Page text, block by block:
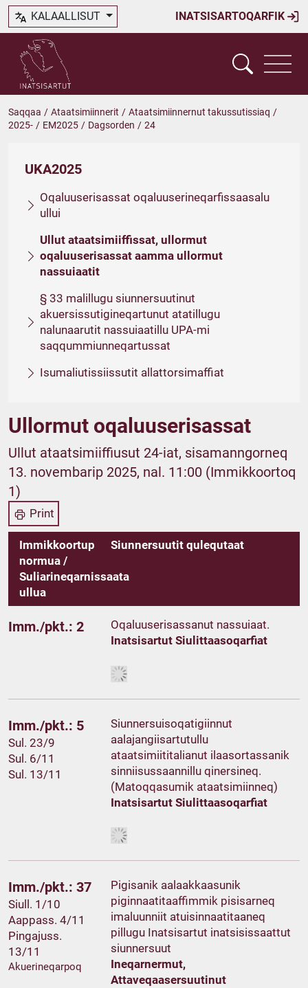
INATSISARTOQARFIK
KALAALLISUT
Saqqaa / Ataatsimiinnerit / Ataatsimiinnernut takussutissiaq /
2025- / EM2025 / Dagsorden / 24
UKA2025
Oqaluuserisassat oqaluuserineqarfissaasalu
ullui
Ullut ataatsimiiffissat, ullormut
oqaluuserisassat aamma ullormut
nassuiaatit
§ 33 malillugu siunnersuutinut
akuersissutigineqartunut atatillugu
nalunaarutit nassuiaatillu UPA-mi
saqqummiunneqartussat
Isumaliutissiissutit allattorsimaffiat
Ullormut oqaluuserisassat
Ullut ataatsimiiffiusut 24-iat, sisamanngorneq
13. novembarip 2025, nal. 11:00 (Immikkoortoq
1)
Print
Immikkoortup
normua /
Suliarineqarnissaata
ullua
Siunnersuutit qulequtaat
Imm./pkt.: 2
Oqaluuserisassanut nassuiaat.
Inatsisartut Siulittaasoqarfiat
Imm./pkt.: 5
Sul. 23/9
Sul. 6/11
Sul. 13/11
Siunnersuisoqatigiinnut
aalajangiisartutullu
ataatsimiititalianut ilaasortassanik
sinniisussaannillu qinersineq.
(Matoqqasumik ataatsimiinneq)
Inatsisartut Siulittaasoqarfiat
Imm./pkt.: 37
Siull. 1/10
Aappass. 4/11
Pingajuss.
13/11
Akuerineqarpoq
Pigisanik aalaakkaasunik
piginnaatitaaffimmik pisisarneq
imaluunniit atuisinnaatitaaneq
pillugu Inatsisartut inatsisissaattut
siunnersuut
Ineqarnermut,
Attaveqaasersuutinut